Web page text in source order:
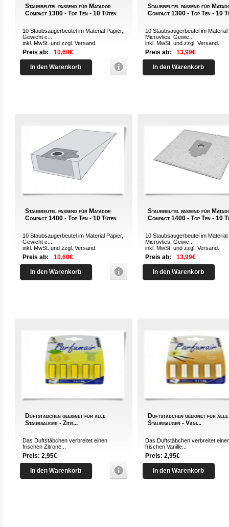
Staubbeutel passend für Matador
Compact 1300 - Top Ten - 10 Tüten
10 Staubsaugerbeutel im Material Papier,
Gewicht c...
inkl. MwSt. und zzgl.Versand
Preis ab: 10,60€
In den Warenkorb
Staubbeutel passend für
Compact 1300 - Top Ten - 10
10 Staubsaugerbeutel im Material
Microvlies, Gewic...
inkl. MwSt. und zzgl.Versand
Preis ab: 13,99€
In den Warenkorb
Staubbeutel passend für Matador
Compact 1400 - Top Ten - 10 Tüten
10 Staubsaugerbeutel im Material Papier,
Gewicht c...
inkl. MwSt. und zzgl.Versand
Preis ab: 10,60€
In den Warenkorb
Staubbeutel passend für
Compact 1400 - Top Ten - 10
10 Staubsaugerbeutel im Material
Microvlies, Gewic...
inkl. MwSt. und zzgl.Versand
Preis ab: 13,99€
In den Warenkorb
Duftstäbchen geeignet für alle
Staubsauger - Zitr...
Das Duftstäbchen verbreitet einen
frischen Zitrone...
Preis: 2,95€
In den Warenkorb
Duftstäbchen geeignet für alle
Staubsauger - Vani...
Das Duftstäbchen verbreitet
frischen Vanille...
Preis: 2,95€
In den Warenkorb